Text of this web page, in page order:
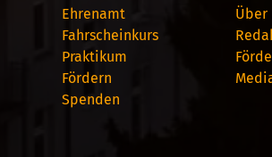
Ehrenamt
Fahrscheinkurs
Praktikum
Fördern
Spenden
Über